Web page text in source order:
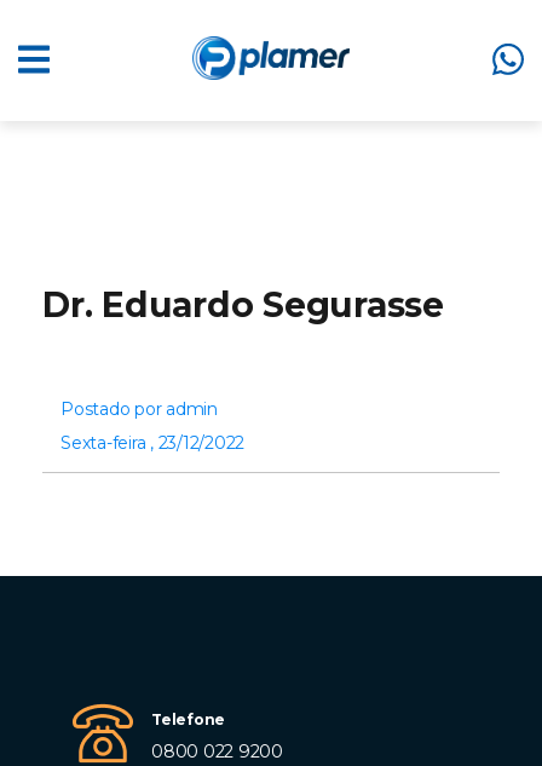
Dr. Eduardo Segurasse
Postado por admin
Sexta-feira , 23/12/2022
Telefone
0800 022 9200